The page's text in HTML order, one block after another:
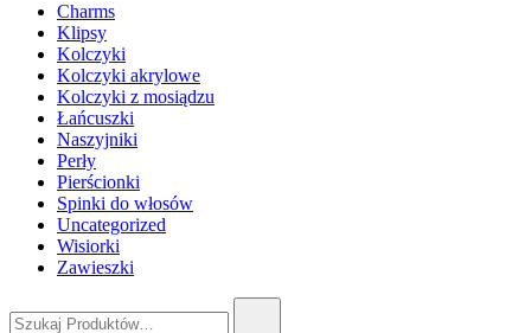
Charms
Klipsy
Kolczyki
Kolczyki akrylowe
Kolczyki z mosiądzu
Łańcuszki
Naszyjniki
Perły
Pierścionki
Spinki do włosów
Uncategorized
Wisiorki
Zawieszki